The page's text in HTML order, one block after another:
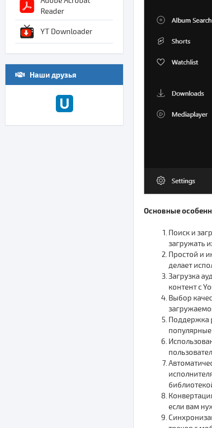
Основные
Поиск и
загружать
Простой и
делает
Загрузка
контент с
Выбор
Поддержка
популярные
если вам
Reader
YT Downloader
Наши друзья